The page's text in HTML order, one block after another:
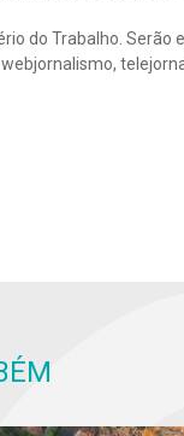
do Trabalho. Serão